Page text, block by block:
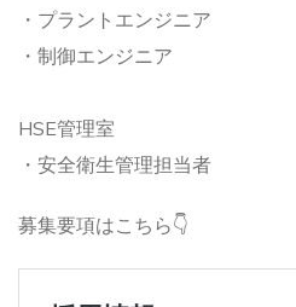
・プラントエンジニア
・制御エンジニア
HSE管理室
・安全衛生管理担当者
募集要項はこちら👇